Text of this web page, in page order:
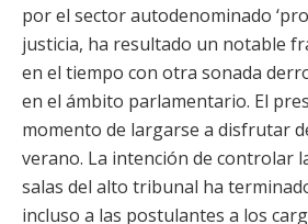
por el sector autodenominado
justicia, ha resultado un notable
en el tiempo con otra sonada
en el ámbito parlamentario. El
momento de largarse a disfrutar
verano. La intención de controlar
salas del alto tribunal ha
incluso a las postulantes a los